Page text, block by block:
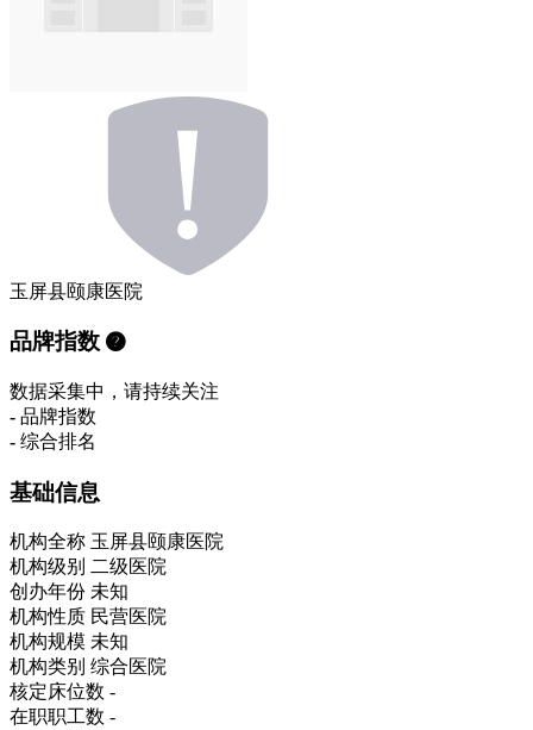
玉屏县颐康医院
品牌指数
数据采集中，请持续关注
- 品牌指数
- 综合排名
基础信息
机构全称 玉屏县颐康医院
机构级别 二级医院
创办年份 未知
机构性质 民营医院
机构规模 未知
机构类别 综合医院
核定床位数 -
在职职工数 -